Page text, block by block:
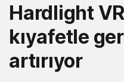
Hardlight
kıyafetle
artırıyor